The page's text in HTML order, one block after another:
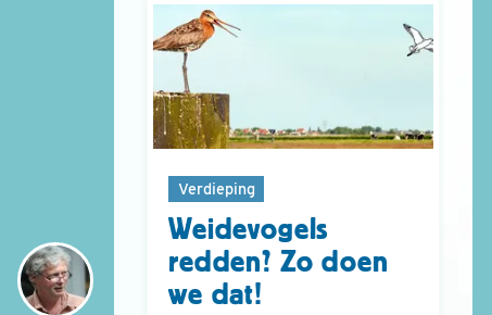
Verdieping
Weidevogels
redden? Zo doen
we dat!